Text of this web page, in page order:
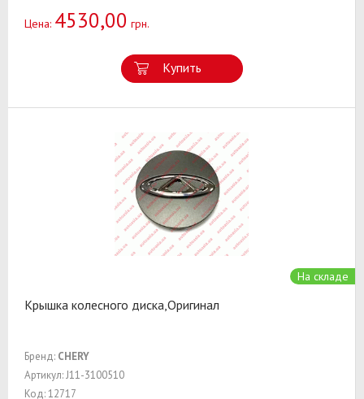
Цена: 4530,00 грн.
Купить
На складе
Крышка колесного диска,Оригинал
Бренд: CHERY
Артикул: J11-3100510
Код: 12717